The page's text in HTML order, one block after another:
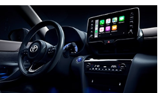
bZ4X Touring
BATTERIJ-ELEKTRISCH